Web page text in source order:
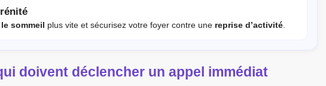
sommeil plus vite et sécurisez votre foyer contre une reprise d’activité
doivent déclencher un appel immédiat